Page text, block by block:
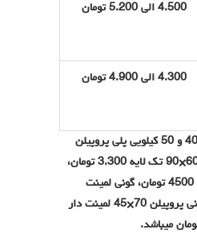
4.500 الی 5.200 تومان
4.300 الی 4.900 تومان
قیمت گونی خالی پلاستیکی 20، 40 و 50 کیلویی پلی پروپیلن
دولایه لمینت دار و ساده، ابعاد 60×90 تک لایه 3.300 تومان،
گونی پلاستیکی 60×85 تک لایه 4500 تومان، گونی لمینت
70×50 دولایه 5500 تومان، گونی پروپیلن 70×45 لمینت دار